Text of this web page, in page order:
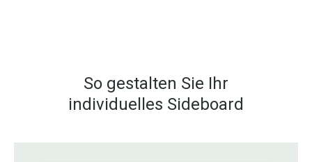
So gestalten Sie Ihr
individuelles Sideboard